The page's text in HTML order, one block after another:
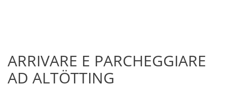
ARRIVARE E PARCHEGGIARE
AD ALTÖTTING